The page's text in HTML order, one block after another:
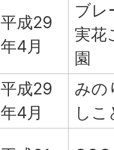
平成29
年4月
ブレ
実花
園
平成29
年4月
みの
しこ